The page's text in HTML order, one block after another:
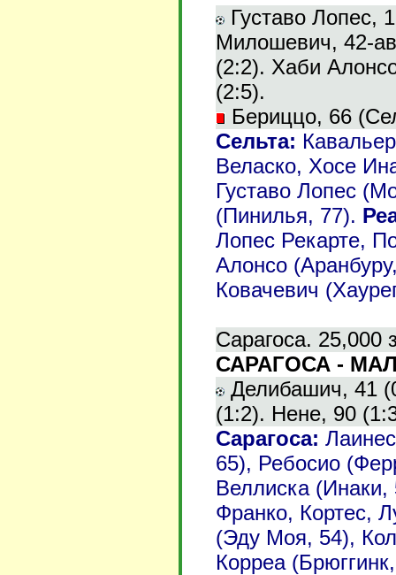
Густаво Лопес,
Милошевич, 42-
(2:2). Хаби
(2:5).
Бериццо, 66
Сельта:
Веласко, Хосе
Густаво Лопес
(Пинилья, 77).
Лопес Рекарте,
Алонсо
Ковачевич
Сарагоса. 25,000
САРАГОСА -
Делибашич, 41
(1:2). Нене, 90
Сарагоса:
65), Ребосио
Веллиска
Франко, Кортес,
(Эду Моя, 54),
Корреа